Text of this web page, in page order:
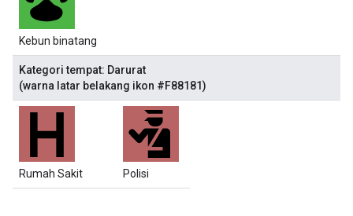
Kebun binatang
Kategori tempat: Darurat
(warna latar belakang ikon #F88181)
Rumah Sakit Polisi